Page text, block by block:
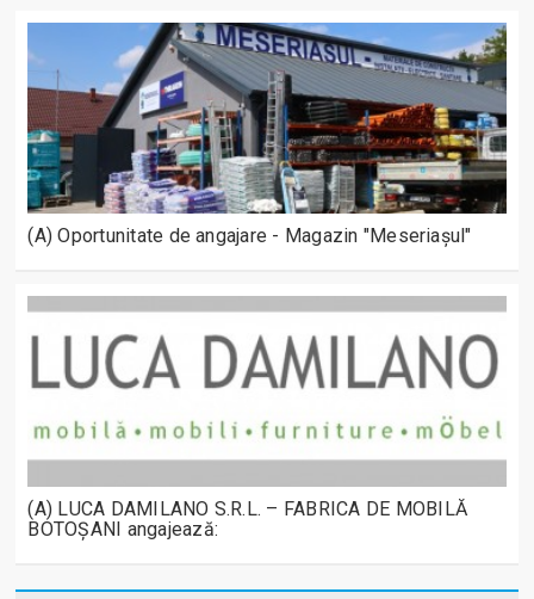
(A) Oportunitate de angajare - Magazin "Meseriașul"
(A) LUCA DAMILANO S.R.L. – FABRICA DE MOBILĂ
BOTOȘANI angajează: